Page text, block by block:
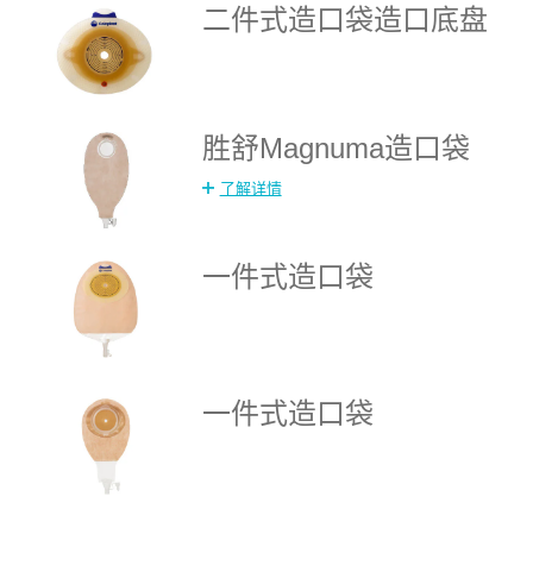
二件式造口袋造口底盘
胜舒Magnuma造口袋
了解详情
一件式造口袋
一件式造口袋